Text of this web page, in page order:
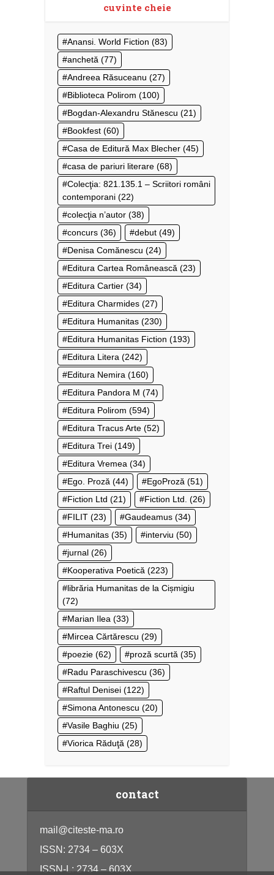
cuvinte cheie
Anansi. World Fiction (83)
anchetă (77)
Andreea Răsuceanu (27)
Biblioteca Polirom (100)
Bogdan-Alexandru Stănescu (21)
Bookfest (60)
Casa de Editură Max Blecher (45)
casa de pariuri literare (68)
Colecţia: 821.135.1 – Scriitori români
contemporani (22)
colecţia n’autor (38)
concurs (36) debut (49)
Denisa Comănescu (24)
Editura Cartea Românească (23)
Editura Cartier (34)
Editura Charmides (27)
Editura Humanitas (230)
Editura Humanitas Fiction (193)
Editura Litera (242)
Editura Nemira (160)
Editura Pandora M (74)
Editura Polirom (594)
Editura Tracus Arte (52)
Editura Trei (149)
Editura Vremea (34)
Ego. Proză (44) EgoProză (51)
Fiction Ltd (21) Fiction Ltd. (26)
FILIT (23) Gaudeamus (34)
Humanitas (35) interviu (50)
jurnal (26)
Kooperativa Poetică (223)
librăria Humanitas de la Cișmigiu
(72)
Marian Ilea (33)
Mircea Cărtărescu (29)
poezie (62) proză scurtă (35)
Radu Paraschivescu (36)
Raftul Denisei (122)
Simona Antonescu (20)
Vasile Baghiu (25)
Viorica Răduţă (28)
contact
mail@citeste-ma.ro
ISSN: 2734 – 603X
ISSN-L: 2734 – 603X